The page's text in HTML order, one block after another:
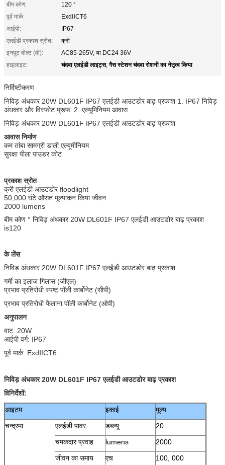
बीम कोण:
120 °
पूर्व मार्क:
ExdⅡCT6
आईपी:
IP67
एलईडी प्रकाश स्रोत:
क्री
इनपुट वोल्ट (वी):
AC85-265V, या DC24 36V
हाइलाइट:
चंदवा एलईडी लाइट्स,गैस स्टेशन चंदवा रोशनी का नेतृत्व किया
निर्दिष्टीकरण
निविड़ अंधकार 20W DL601F IP67 एलईडी आउटडोर बाढ़ प्रकाश 1. IP67 निविड़
अंधकार और विस्फोट प्रूफ. 2. एल्यूमिनियम आवास
निविड़ अंधकार 20W DL601F IP67 एलईडी आउटडोर बाढ़ प्रकाश
आवास निर्माण
कम तांबा सामग्री डाली एल्यूमीनियम
सुरक्षा पीला पाउडर कोट
प्रकाश स्रोत
क्री एलईडी आउटडोर floodlight
50,000 घंटे औसत मूल्यांकन किया जीवन
2000 lumens
बीम कोण ° निविड़ अंधकार 20W DL601F IP67 एलईडी आउटडोर बाढ़ प्रकाश
is120
के लेंस
निविड़ अंधकार 20W DL601F IP67 एलईडी आउटडोर बाढ़ प्रकाश
गर्मी का इलाज गिलास (जीएल)
प्रभाव प्रतिरोधी स्पष्ट पॉली कार्बोनेट (सीपी)
प्रभाव प्रतिरोधी फैलाना पॉली कार्बोनेट (ओपी)
अनुपालन
वाट: 20W
आईपी ​​वर्ग: IP67
पूर्व मार्क: ExdⅡCT6
निविड़ अंधकार 20W DL601F IP67 एलईडी आउटडोर बाढ़ प्रकाश
विनिर्देशों:
आइटम इकाई
मूल्य
चन्द्रमा
एलईडी पावर डब्ल्यू
20
चमकदार प्रवाह
lumens
2000
जीवन का समाय
एच
100, 000